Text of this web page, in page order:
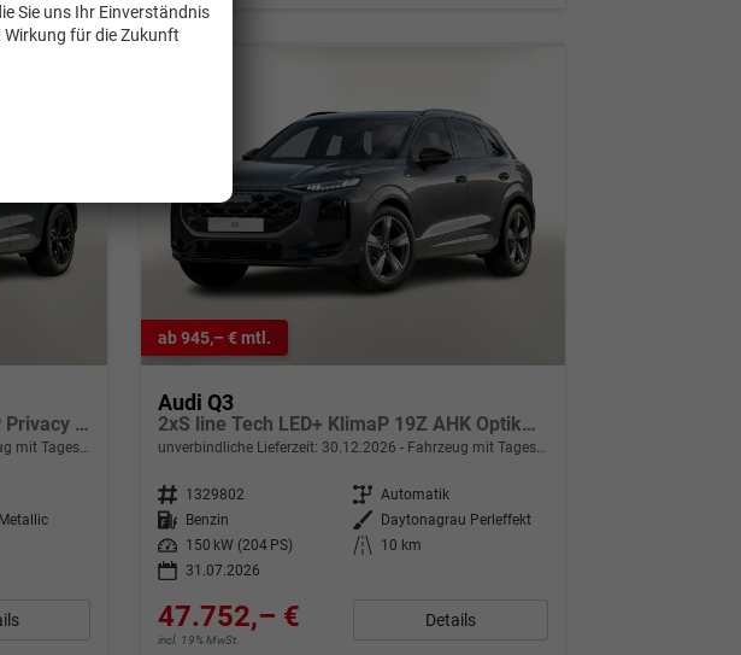
S line 2xS Tech 19Z KlimaP OptikP Privacy eHK
Tageszulassung
ab 945,– € mtl.
Audi Q3
2xS line Tech LED+ KlimaP 19Z AHK OptikP eHK
unverbindliche Lieferzeit: 30.12.2026 Fahrzeug mit Tageszulassung
Fahrzeugnr. 1329802 Getriebe Automatik
Kraftstoff
Benzin Außenfarbe
Daytonagrau Perleffekt
Leistung
150 kW (204 PS) Kilometerstand
10 km
31.07.2026
47.752,– €
incl. 19% MwSt.
Details
Sie uns Ihr Einverständnis
Wirkung für die Zukunft